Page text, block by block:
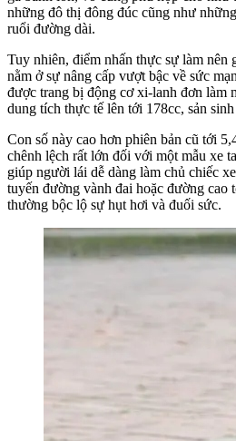
những đô thị đông đúc cũng như
ruổi đường dài.
Tuy nhiên, điểm nhấn thực sự làm nên
nằm ở sự nâng cấp vượt bậc về sức
được trang bị động cơ xi-lanh đơn làm
dung tích thực tế lên tới 178cc, sản
Con số này cao hơn phiên bản cũ tới
chênh lệch rất lớn đối với một mẫu xe
giúp người lái dễ dàng làm chủ chiếc
tuyến đường vành đai hoặc đường cao
thường bộc lộ sự hụt hơi và đuối sức.